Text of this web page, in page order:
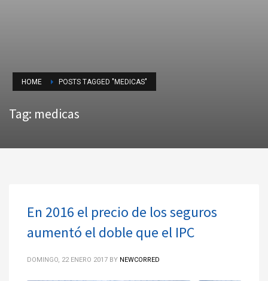
HOME POSTS TAGGED "MEDICAS"
Tag: medicas
En 2016 el precio de los seguros
aumentó el doble que el IPC
DOMINGO, 22 ENERO 2017 BY NEWCORRED